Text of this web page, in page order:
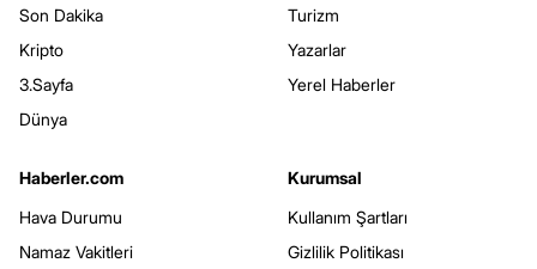
Son Dakika
Kripto
3.Sayfa
Dünya
Turizm
Yazarlar
Yerel Haberler
Haberler.com
Hava Durumu
Namaz Vakitleri
Kurumsal
Kullanım Şartları
Gizlilik Politikası